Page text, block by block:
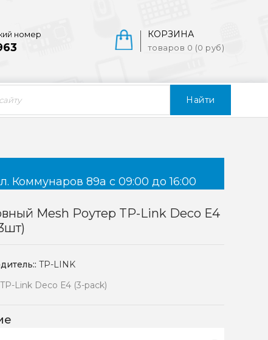
Найти
КОРЗИНА
товаров 0 (0 руб)
номер
Коммунаров 89а с 09:00 до 16:00
Mesh Роутер TP-Link Deco E4
TP-LINK
TP-Link Deco E4 (3-pack)